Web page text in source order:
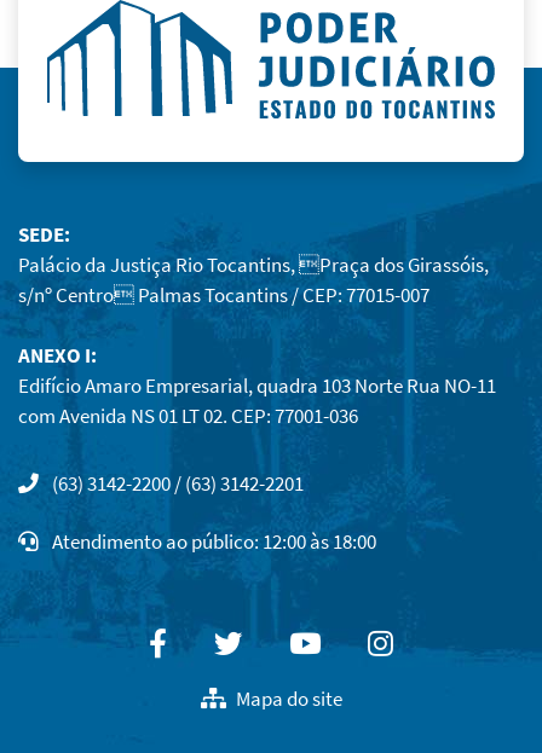
SEDE:
Palácio da Justiça Rio Tocantins, Praça dos Girassóis,
s/nº Centro Palmas Tocantins / CEP: 77015-007
ANEXO I:
Edifício Amaro Empresarial, quadra 103 Norte Rua NO-11
com Avenida NS 01 LT 02. CEP: 77001-036
(63) 3142-2200 / (63) 3142-2201
Atendimento ao público: 12:00 às 18:00
FacebookTwitterYoutubeInstagram
Mapa do site